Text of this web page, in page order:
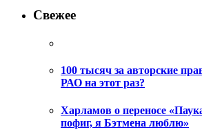
Свежее
100 тысяч за авторские
РАО на этот раз?
Харламов о переносе
пофиг, я Бэтмена люблю»